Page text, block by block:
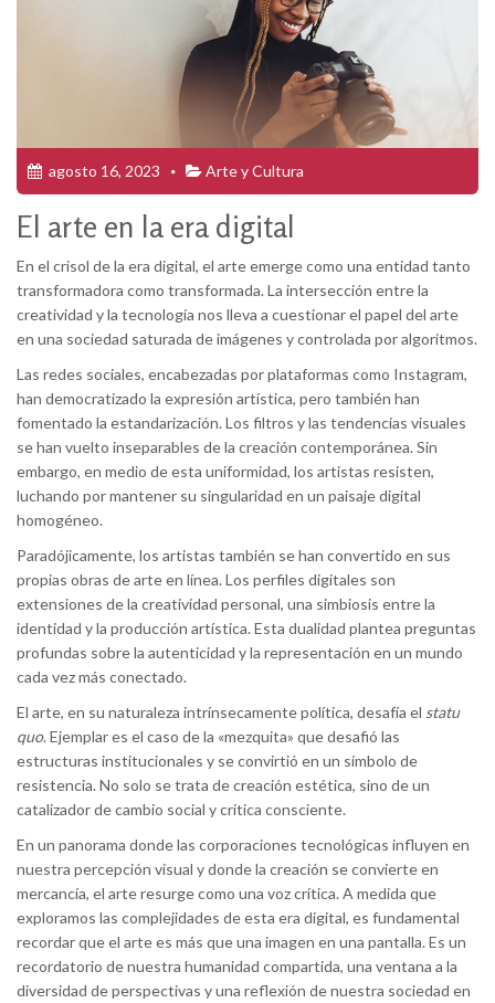
agosto 16, 2023 Arte y Cultura
El arte en la era digital
En el crisol de la era digital, el arte emerge como una entidad tanto
transformadora como transformada. La intersección entre la
creatividad y la tecnología nos lleva a cuestionar el papel del arte
en una sociedad saturada de imágenes y controlada por algoritmos.
Las redes sociales, encabezadas por plataformas como Instagram,
han democratizado la expresión artística, pero también han
fomentado la estandarización. Los filtros y las tendencias visuales
se han vuelto inseparables de la creación contemporánea. Sin
embargo, en medio de esta uniformidad, los artistas resisten,
luchando por mantener su singularidad en un paisaje digital
homogéneo.
Paradójicamente, los artistas también se han convertido en sus
propias obras de arte en línea. Los perfiles digitales son
extensiones de la creatividad personal, una simbiosis entre la
identidad y la producción artística. Esta dualidad plantea preguntas
profundas sobre la autenticidad y la representación en un mundo
cada vez más conectado.
El arte, en su naturaleza intrínsecamente política, desafía el statu
quo. Ejemplar es el caso de la «mezquita» que desafió las
estructuras institucionales y se convirtió en un símbolo de
resistencia. No solo se trata de creación estética, sino de un
catalizador de cambio social y crítica consciente.
En un panorama donde las corporaciones tecnológicas influyen en
nuestra percepción visual y donde la creación se convierte en
mercancía, el arte resurge como una voz crítica. A medida que
exploramos las complejidades de esta era digital, es fundamental
recordar que el arte es más que una imagen en una pantalla. Es un
recordatorio de nuestra humanidad compartida, una ventana a la
diversidad de perspectivas y una reflexión de nuestra sociedad en